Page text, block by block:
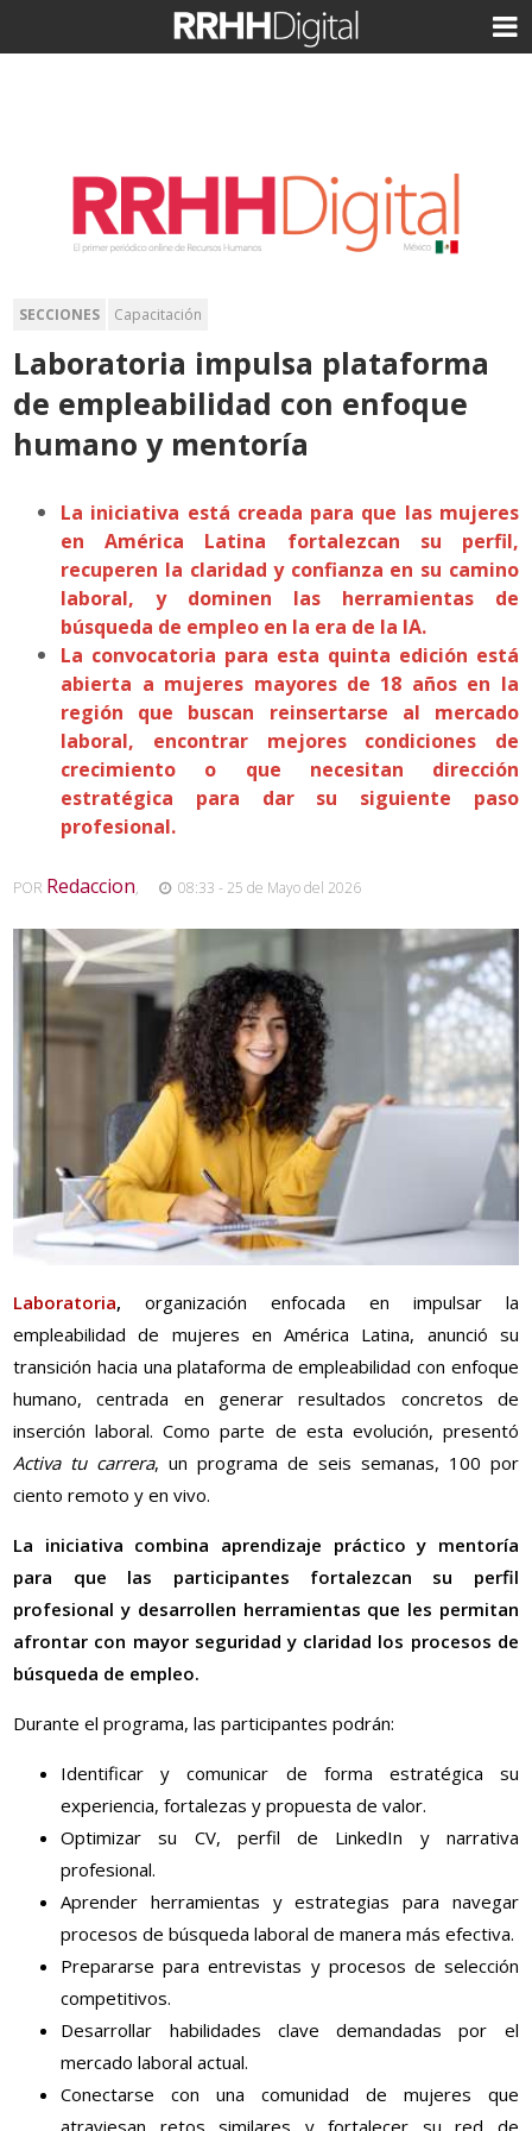
SECCIONES Capacitación
Laboratoria impulsa plataforma
de empleabilidad con enfoque
humano y mentoría
La iniciativa está creada para que las mujeres
en América Latina fortalezcan su perfil,
recuperen la claridad y confianza en su camino
laboral, y dominen las herramientas de
búsqueda de empleo en la era de la IA.
La convocatoria para esta quinta edición está
abierta a mujeres mayores de 18 años en la
región que buscan reinsertarse al mercado
laboral, encontrar mejores condiciones de
crecimiento o que necesitan dirección
estratégica para dar su siguiente paso
profesional.
POR Redaccion, 08:33 - 25 de Mayo del 2026
Laboratoria, organización enfocada en impulsar la
empleabilidad de mujeres en América Latina, anunció su
transición hacia una plataforma de empleabilidad con enfoque
humano, centrada en generar resultados concretos de
inserción laboral. Como parte de esta evolución, presentó
Activa tu carrera, un programa de seis semanas, 100 por
ciento remoto y en vivo.
La iniciativa combina aprendizaje práctico y mentoría
para que las participantes fortalezcan su perfil
profesional y desarrollen herramientas que les permitan
afrontar con mayor seguridad y claridad los procesos de
búsqueda de empleo.
Durante el programa, las participantes podrán:
Identificar y comunicar de forma estratégica su
experiencia, fortalezas y propuesta de valor.
Optimizar su CV, perfil de LinkedIn y narrativa
profesional.
Aprender herramientas y estrategias para navegar
procesos de búsqueda laboral de manera más efectiva.
Prepararse para entrevistas y procesos de selección
competitivos.
Desarrollar habilidades clave demandadas por el
mercado laboral actual.
Conectarse con una comunidad de mujeres que